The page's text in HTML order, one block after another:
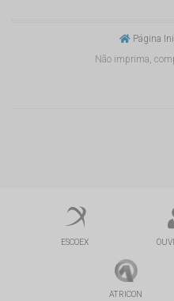
Página
Não imprima,
ESCOEX
ATRICON